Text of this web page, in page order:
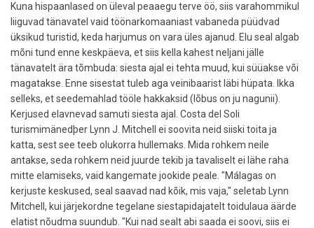
Kuna hispaanlased on üleval peaaegu terve öö, siis varahommikul
liiguvad tänavatel vaid töönarkomaaniast vabaneda püüdvad
üksikud turistid, keda harjumus on vara üles ajanud. Elu seal algab
mõni tund enne keskpäeva, et siis kella kahest neljani jälle
tänavatelt ära tõmbuda: siesta ajal ei tehta muud, kui süüakse või
magatakse. Enne sisestat tuleb aga veinibaarist läbi hüpata. Ikka
selleks, et seedemahlad tööle hakkaksid (lõbus on ju nagunii).
Kerjused elavnevad samuti siesta ajal. Costa del Soli
turismimänedþer Lynn J. Mitchell ei soovita neid siiski toita ja
katta, sest see teeb olukorra hullemaks. Mida rohkem neile
antakse, seda rohkem neid juurde tekib ja tavaliselt ei lähe raha
mitte elamiseks, vaid kangemate jookide peale. "Málagas on
kerjuste keskused, seal saavad nad kõik, mis vaja," seletab Lynn
Mitchell, kui järjekordne tegelane siestapidajatelt toidulaua äärde
elatist nõudma suundub. "Kui nad sealt abi saada ei soovi, siis ei